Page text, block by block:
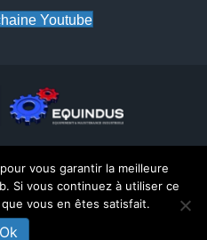
Youtube
vous garantir la meilleure
Si vous continuez à utiliser ce
vous en êtes satisfait.
Ok